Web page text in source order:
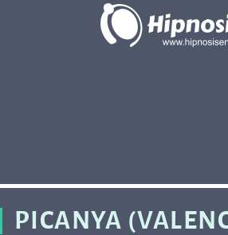
PICANYA